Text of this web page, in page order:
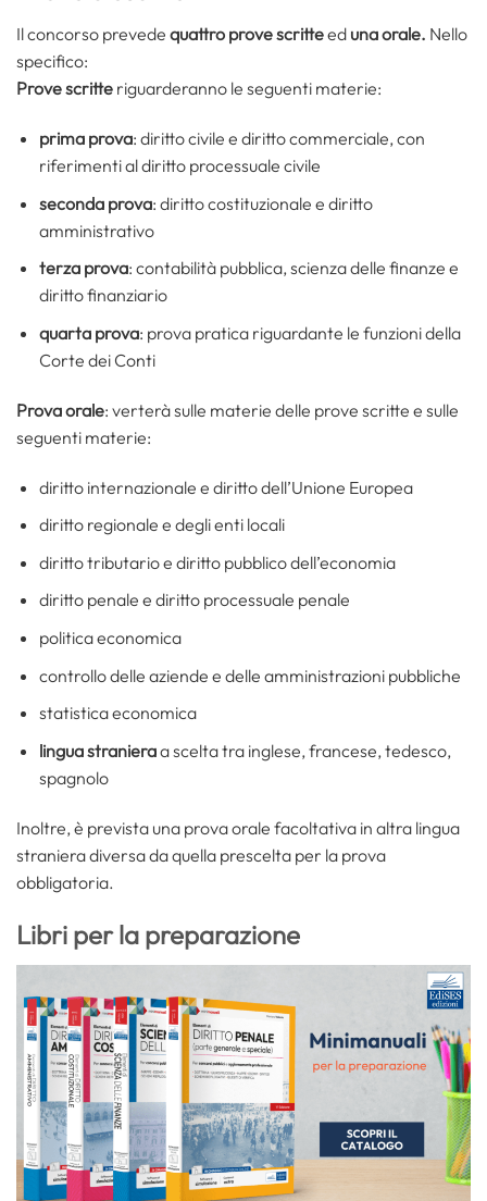
Il concorso prevede quattro prove scritteed una orale. Nello
specifico:
Prove scritte riguarderanno le seguenti materie:
prima prova: diritto civile e diritto commerciale, con
riferimenti al diritto processuale civile
seconda prova: diritto costituzionale e diritto
amministrativo
terza prova: contabilità pubblica, scienza delle finanze e
diritto finanziario
quarta prova: prova pratica riguardante le funzioni della
Corte dei Conti
Prova orale: verterà sulle materie delle prove scritte e sulle
seguenti materie:
diritto internazionale e diritto dell’Unione Europea
diritto regionale e degli enti locali
diritto tributario e diritto pubblico dell’economia
diritto penale e diritto processuale penale
politica economica
controllo delle aziende e delle amministrazioni pubbliche
statistica economica
lingua stranieraa scelta tra inglese, francese, tedesco,
spagnolo
Inoltre, è prevista una prova orale facoltativa in altra lingua
straniera diversa da quella prescelta per la prova
obbligatoria.
Libri per la preparazione